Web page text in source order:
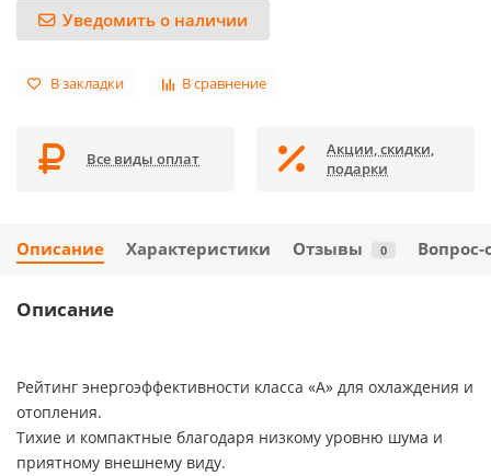
Уведомить о наличии
В закладки В сравнение
Все виды оплат
Акции, скидки,
подарки
Описание Характеристики Отзывы 0 Вопрос-
Описание
Рейтинг энергоэффективности класса «A» для охлаждения и
отопления.
Тихие и компактные благодаря низкому уровню шума и
приятному внешнему виду.